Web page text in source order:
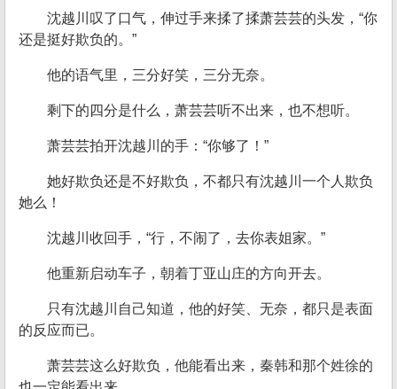
沈越川叹了口气，伸过手来揉了揉萧芸芸的头发，“你
还是挺好欺负的。”
他的语气里，三分好笑，三分无奈。
剩下的四分是什么，萧芸芸听不出来，也不想听。
萧芸芸拍开沈越川的手：“你够了！”
她好欺负还是不好欺负，不都只有沈越川一个人欺负
她么！
沈越川收回手，“行，不闹了，去你表姐家。”
他重新启动车子，朝着丁亚山庄的方向开去。
只有沈越川自己知道，他的好笑、无奈，都只是表面
的反应而已。
萧芸芸这么好欺负，他能看出来，秦韩和那个姓徐的